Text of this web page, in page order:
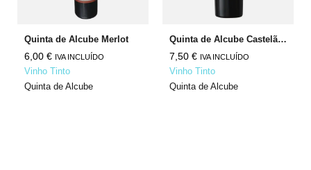
Quinta de Alcube Merlot
6,00 € IVA INCLUÍDO
Vinho Tinto
Quinta de Alcube
Quinta de Alcube Castelão Cabernet Sauvignon
7,50 € IVA INCLUÍDO
Vinho Tinto
Quinta de Alcube